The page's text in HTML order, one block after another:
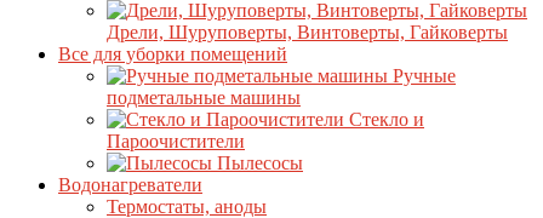
Дрели, Шуруповерты, Винтоверты, Гайковерты
Все для уборки помещений
Ручные
подметальные машины
Стекло и
Пароочистители
Пылесосы
Водонагреватели
Термостаты, аноды